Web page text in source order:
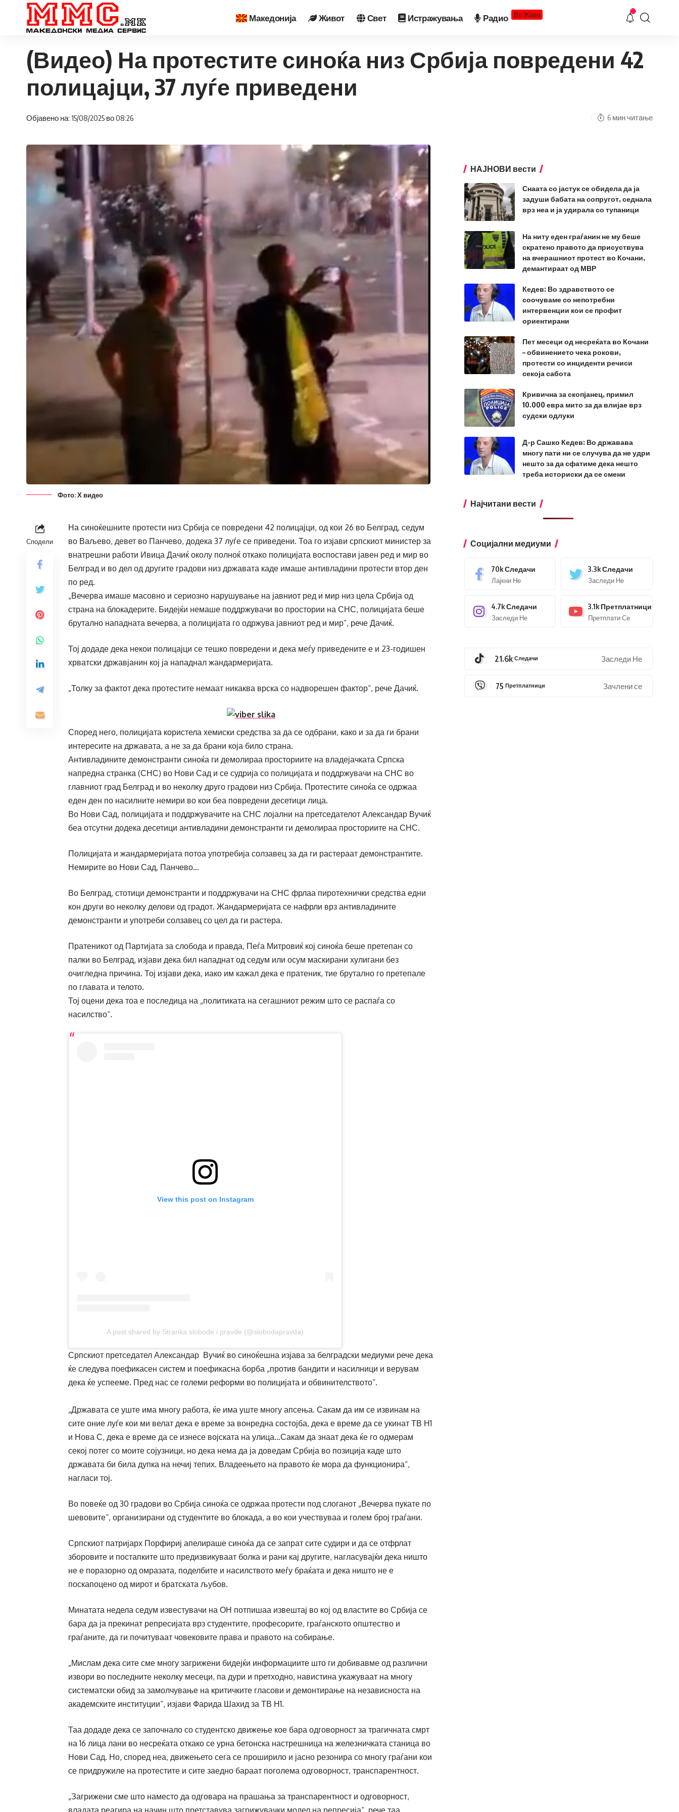
Македонија Живот Свет Истражувања Радио Во Живо
(Видео) На протестите синоќа низ Србија повредени 42
полицајци, 37 луѓе приведени
Објавено на: 15/08/2025 во 08:26 6 мин читање
Фото: Х видео
Сподели
На синоќешните протести низ Србија се повредени 42 полицајци, од кои 26 во Белград, седум
во Ваљево, девет во Панчево, додека 37 луѓе се приведени. Тоа го изјави српскиот министер за
внатрешни работи Ивица Дачиќ околу полноќ откако полицијата воспостави јавен ред и мир во
Белград и во дел од другите градови низ државата каде имаше антивладини протести втор ден
по ред.
„Вечерва имаше масовно и сериозно нарушување на јавниот ред и мир низ цела Србија од
страна на блокадерите. Бидејќи немаше поддржувачи во простории на СНС, полицијата беше
брутално нападната вечерва, а полицијата го одржува јавниот ред и мир“, рече Дачиќ.
Тој додаде дека некои полицајци се тешко повредени и дека меѓу приведените е и 23-годишен
хрватски државјанин кој ја нападнал жандармеријата.
„Толку за фактот дека протестите немаат никаква врска со надворешен фактор“, рече Дачиќ.
Според него, полицијата користела хемиски средства за да се одбрани, како и за да ги брани
интересите на државата, а не за да брани која било страна.
Антивладините демонстранти синоќа ги демолираа просториите на владејачката Српска
напредна странка (СНС) во Нови Сад и се судрија со полицијата и поддржувачи на СНС во
главниот град Белград и во неколку друго градови низ Србија. Протестите синоќа се одржаа
еден ден по насилните немири во кои беа повредени десетици лица.
Во Нови Сад, полицијата и поддржувачите на СНС лојални на претседателот Александар Вучиќ
беа отсутни додека десетици антивладини демонстранти ги демолираа просториите на СНС.
Полицијата и жандармеријата потоа употребија солзавец за да ги растераат демонстрантите.
Немирите во Нови Сад, Панчево…
Во Белград, стотици демонстранти и поддржувачи на СНС фрлаа пиротехнички средства едни
кон други во неколку делови од градот. Жандармеријата се нафрли врз антивладините
демонстранти и употреби солзавец со цел да ги растера.
Пратеникот од Партијата за слобода и правда, Пеѓа Митровиќ кој синоќа беше претепан со
палки во Белград, изјави дека бил нападнат од седум или осум маскирани хулигани без
очигледна причина. Тој изјави дека, иако им кажал дека е пратеник, тие брутално го претепале
по главата и телото.
Тој оцени дека тоа е последица на „политиката на сегашниот режим што се распаѓа со
насилство“.
View this post on Instagram
A post shared by Stranka slobode i pravde (@slobodapravda)
Српскиот претседател Александар Вучиќ во синоќешна изјава за белградски медиуми рече дека
ќе следува поефикасен систем и поефикасна борба „против бандити и насилници и верувам
дека ќе успееме. Пред нас се големи реформи во полицијата и обвинителството“.
„Државата се уште има многу работа, ќе има уште многу апсења. Сакам да им се извинам на
сите оние луѓе кои ми велат дека е време за вонредна состојба, дека е време да се укинат ТВ Н1
и Нова С, дека е време да се изнесе војската на улица…Сакам да знаат дека ќе го одмерам
секој потег со моите сојузници, но дека нема да ја доведам Србија во позиција каде што
државата би била дупка на нечиј тепих. Владеењето на правото ќе мора да функционира“,
нагласи тој.
Во повеќе од 30 градови во Србија синоќа се одржаа протести под слоганот „Вечерва пукате по
шевовите“, организирани од студентите во блокада, а во кои учествуваа и голем број граѓани.
Српскиот патријарх Порфириј апелираше синоќа да се запрат сите судири и да се отфрлат
зборовите и постапките што предизвикуваат болка и рани кај другите, нагласувајќи дека ништо
не е поразорно од омразата, поделбите и насилството меѓу браќата и дека ништо не е
поскапоцено од мирот и братската љубов.
Минатата недела седум известувачи на ОН потпишаа извештај во кој од властите во Србија се
бара да ја прекинат репресијата врз студентите, професорите, граѓанското општество и
граѓаните, да ги почитуваат човековите права и правото на собирање.
„Мислам дека сите сме многу загрижени бидејќи информациите што ги добивавме од различни
извори во последните неколку месеци, па дури и претходно, навистина укажуваат на многу
систематски обид за замолчување на критичките гласови и демонтирање на независноста на
академските институции“, изјави Фарида Шахид за ТВ Н1.
Таа додаде дека се започнало со студентско движење кое бара одговорност за трагичната смрт
на 16 лица лани во несреќата откако се урна бетонска настрешница на железничката станица во
Нови Сад. Но, според неа, движењето сега се проширило и јасно резонира со многу граѓани кои
се придружиле на протестите и сите заедно бараат поголема одговорност, транспарентност.
„Загрижени сме што наместо да одговара на прашања за транспарентност и одговорност,
владата реагира на начин што претставува загрижувачки модел на репресија“, рече таа.
НАЈНОВИ вести
Снаата со јастук се обидела да ја
задуши бабата на сопругот, седнала
врз неа и ја удирала со тупаници
На ниту еден граѓанин не му беше
скратено правото да присуствува
на вчерашниот протест во Кочани,
демантираат од МВР
Кедев: Во здравството се
соочуваме со непотребни
интервенции кои се профит
ориентирани
Пет месеци од несреќата во Кочани
– обвинението чека рокови,
протести со инциденти речиси
секоја сабота
Кривична за скопјанец, примил
10.000 евра мито за да влијае врз
судски одлуки
Д-р Сашко Кедев: Во државава
многу пати ни се случува да не удри
нешто за да сфатиме дека нешто
треба историски да се смени
Најчитани вести
Социјални медиуми
70kСледачи
Лајкни Не
3.3kСледачи
Заследи Не
4.7kСледачи
Заследи Не
3.1k Претплатници
Претплати Се
21.6k Следачи Заследи Не
75 Претплатници Зачлени се